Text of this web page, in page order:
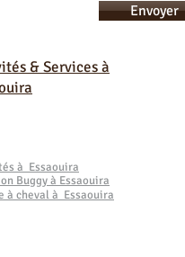
Envoyer
& Services à
à Essaouira
Buggy à Essaouira
à cheval à Essaouira